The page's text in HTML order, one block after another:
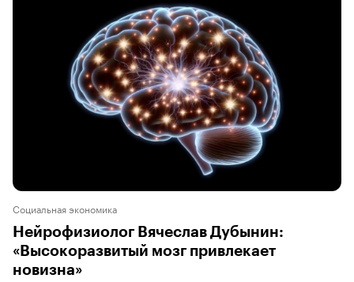
Социальная экономика
Нейрофизиолог Вячеслав Дубынин:
«Высокоразвитый мозг привлекает
новизна»